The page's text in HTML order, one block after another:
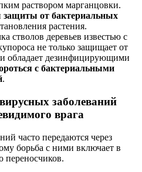
раствором марганцовки.
от бактериальных
растения.
стволов деревьев известью с
не только защищает от
обладает дезинфицирующими
с бактериальными
.
заболеваний
врага
часто передаются через
борьба с ними включает в